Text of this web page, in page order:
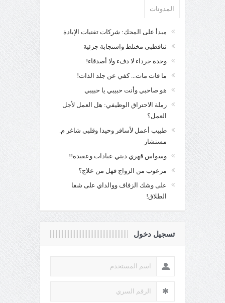
المدونات
مبدأ على المحك: شركات تقنيات الإبادة
ثناقطبي مختلط واستجابة جزئية
وحدة جرداء لا دفء ولا أصدقاء!
ما فات مات... كفي عن جلد الذات!
هو صاحبي وأنت حبيبي يا حبيبي
زملة الاحتراق الوظيفي: هل العمل لأجل
العمل؟
طبيب أعمل لأسافر وحيدا وقلبي شاغر م.
مستشار
وسواس قهري ديني عبادات وعقيدة!!
مرعوب من الزواج فهل من علاج؟
على وشك الزفاف ووالداي على شفا
الطلاق!
تسجيل دخول